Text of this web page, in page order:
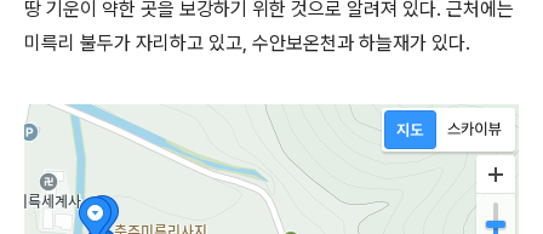
땅 기운이 약한 곳을 보강하기 위한 것으로 알려져 있다. 근처에는
미륵리 불두가 자리하고 있고, 수안보온천과 하늘재가 있다.